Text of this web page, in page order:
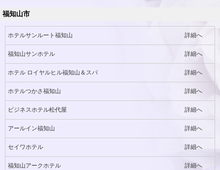
福知山市
ホテルサンルート福知山 詳細へ
福知山サンホテル 詳細へ
ホテル ロイヤルヒル福知山＆スパ 詳細へ
ホテルつかさ福知山 詳細へ
ビジネスホテル松代屋 詳細へ
アールイン福知山 詳細へ
セイワホテル 詳細へ
福知山アークホテル 詳細へ